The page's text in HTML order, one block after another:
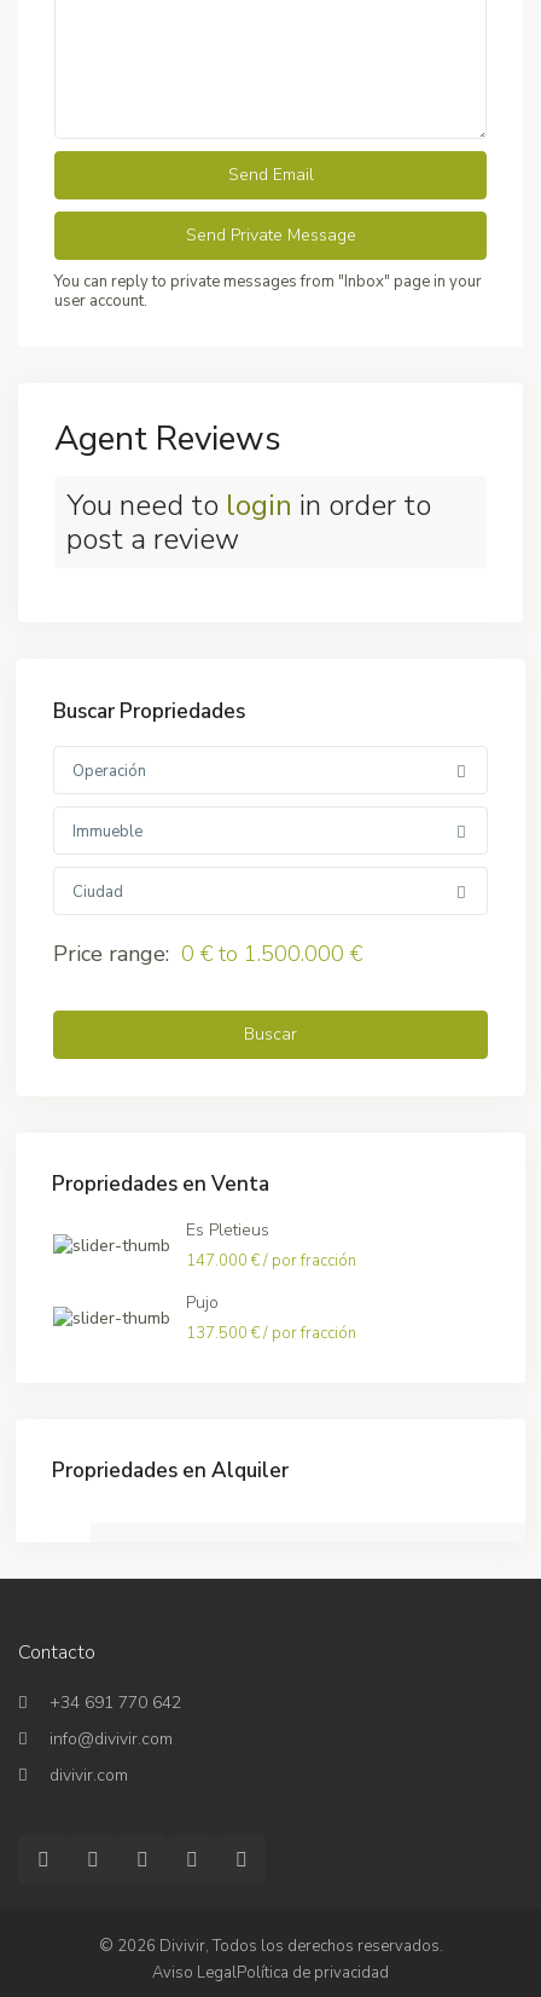
You can reply to private messages from "Inbox" page in your
user account.
Agent Reviews
You need to login in order to
post a review
Buscar Propriedades
Operación
Immueble
Ciudad
Price range: 0 € to 1.500.000 €
Buscar
Propriedades en Venta
Es Pletieus
147.000 €/ por fracción
Pujo
137.500 €/ por fracción
Propriedades en Alquiler
Contacto
+34 691 770 642
info@divivir.com
divivir.com
© 2026 Divivir, Todos los derechos reservados.
Aviso LegalPolítica de privacidad